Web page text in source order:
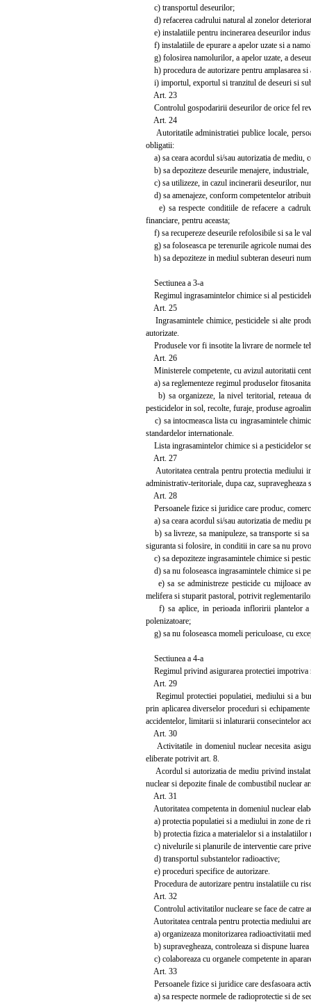
c) transportul deseurilor;
d) refacerea cadrului natural al zonelor
e) instalatiile pentru incinerarea deseurilor
f) instalatiile de epurare a apelor uzate si a
g) folosirea namolurilor, a apelor uzate, a
h) procedura de autorizare pentru amplasarea
i) importul, exportul si tranzitul de deseuri si
Art. 23
Controlul gospodaririi deseurilor de orice fel
Art. 24
Autoritatile administratiei publice locale,
obligatii:
a) sa ceara acordul si/sau autorizatia de mediu,
b) sa depoziteze deseurile menajere,
c) sa utilizeze, in cazul incinerarii deseurilor,
d) sa amenajeze, conform competentelor
e) sa respecte conditiile de refacere a
financiare, pentru aceasta;
f) sa recupereze deseurile refolosibile si sa le
g) sa foloseasca pe terenurile agricole numai
h) sa depoziteze in mediul subteran deseuri
Sectiunea a 3-a
Regimul ingrasamintelor chimice si al
Art. 25
Ingrasamintele chimice, pesticidele si alte
autorizate.
Produsele vor fi insotite la livrare de normele
Art. 26
Ministerele competente, cu avizul autoritatii
a) sa reglementeze regimul produselor
b) sa organizeze, la nivel teritorial, reteaua
pesticidelor in sol, recolte, furaje, produse
c) sa intocmeasca lista cu ingrasamintele
standardelor internationale.
Lista ingrasamintelor chimice si a pesticidelor
Art. 27
Autoritatea centrala pentru protectia mediului
administrativ-teritoriale, dupa caz,
Art. 28
Persoanele fizice si juridice care produc,
a) sa ceara acordul si/sau autorizatia de mediu
b) sa livreze, sa manipuleze, sa transporte si
siguranta si folosire, in conditii in care sa nu
c) sa depoziteze ingrasamintele chimice si
d) sa nu foloseasca ingrasamintele chimice si
e) sa se administreze pesticide cu mijloace
melifera si stuparit pastoral, potrivit
f) sa aplice, in perioada infloririi plantelor a
polenizatoare;
g) sa nu foloseasca momeli periculoase, cu
Sectiunea a 4-a
Regimul privind asigurarea protectiei
Art. 29
Regimul protectiei populatiei, mediului si a
prin aplicarea diverselor proceduri si
accidentelor, limitarii si inlaturarii consecintelor
Art. 30
Activitatile in domeniul nuclear necesita
eliberate potrivit art. 8.
Acordul si autorizatia de mediu privind
nuclear si depozite finale de combustibil nuclear
Art. 31
Autoritatea competenta in domeniul nuclear
a) protectia populatiei si a mediului in zone de
b) protectia fizica a materialelor si a instalatiilor
c) nivelurile si planurile de interventie care
d) transportul substantelor radioactive;
e) proceduri specifice de autorizare.
Procedura de autorizare pentru instalatiile cu
Art. 32
Controlul activitatilor nucleare se face de catre
Autoritatea centrala pentru protectia mediului
a) organizeaza monitorizarea radioactivitatii
b) supravegheaza, controleaza si dispune
c) colaboreaza cu organele competente in
Art. 33
Persoanele fizice si juridice care desfasoara
a) sa respecte normele de radioprotectie si de